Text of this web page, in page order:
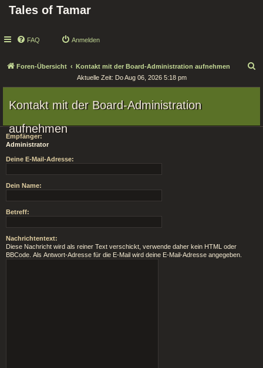
Tales of Tamar
FAQ Anmelden
Foren-Übersicht Kontakt mit der Board-Administration aufnehmen
Aktuelle Zeit: Do Aug 06, 2026 5:18 pm
Kontakt mit der Board-Administration
aufnehmen
Empfänger:
Administrator
Deine E-Mail-Adresse:
Dein Name:
Betreff:
Nachrichtentext:
Diese Nachricht wird als reiner Text verschickt, verwende daher kein HTML oder
BBCode. Als Antwort-Adresse für die E-Mail wird deine E-Mail-Adresse angegeben.